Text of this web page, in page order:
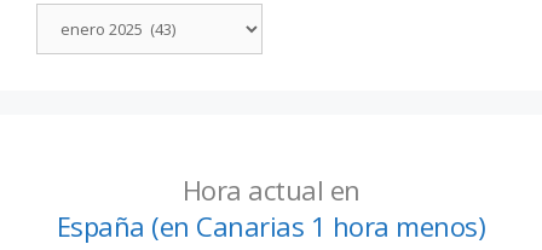
Hora actual en
España (en Canarias 1 hora menos)